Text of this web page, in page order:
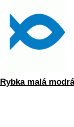
Rybka malá modrá